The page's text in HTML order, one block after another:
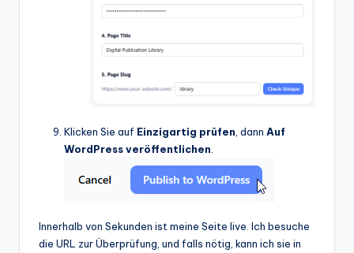
Klicken Sie auf Einzigartig prüfen , dann Auf
WordPress veröffentlichen
Innerhalb von Sekunden ist meine Seite live. Ich besuche
die URL zur Überprüfung, und falls nötig, kann ich sie in